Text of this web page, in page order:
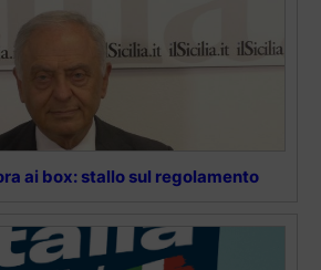
ai box: stallo sul regolamento